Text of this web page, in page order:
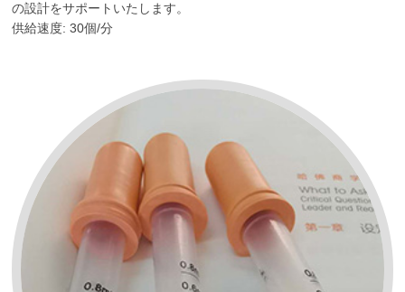
の設計をサポートいたします。
供給速度: 30個/分